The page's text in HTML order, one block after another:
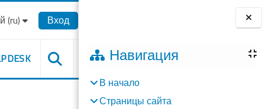
Блоки
Навигация
В начало
Страницы сайта
‎(ru)‎ Вход